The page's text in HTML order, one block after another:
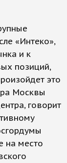
«Интеко»,
и к
позиций,
это
Москвы
говорит
на место